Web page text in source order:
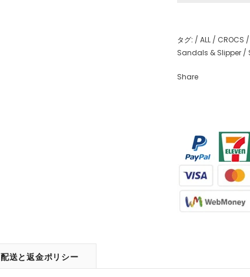
タグ: / ALL / CROCS /
Sandals & Slipper /
Share
配送と返金ポリシー